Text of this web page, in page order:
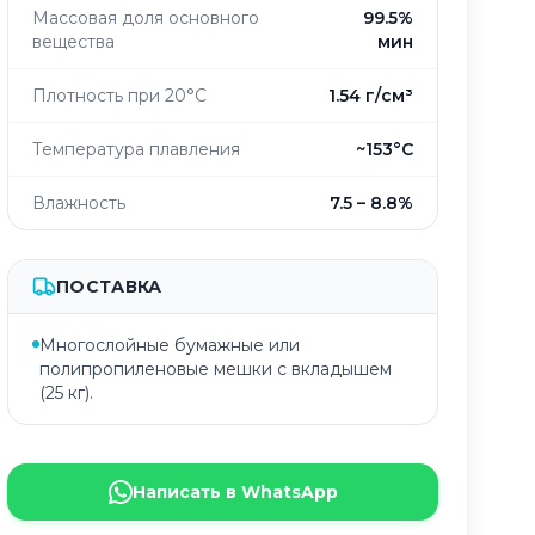
Массовая доля основного
вещества
99.5%
мин
Плотность при 20°C 1.54 г/см³
Температура плавления ~153°C
Влажность 7.5 – 8.8%
ПОСТАВКА
Многослойные бумажные или
полипропиленовые мешки с вкладышем
(25 кг).
Написать в WhatsApp